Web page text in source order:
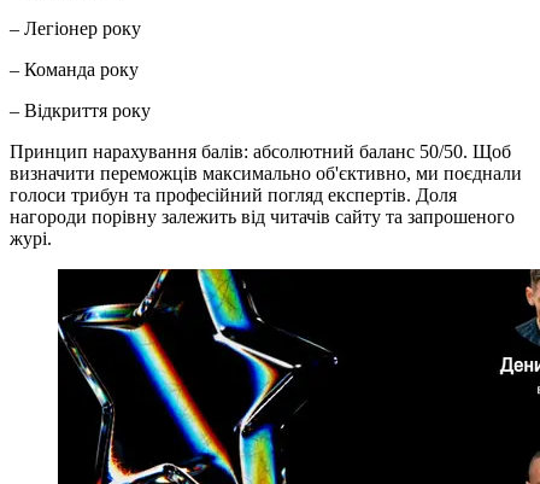
– Легіонер року
– Команда року
– Відкриття року
Принцип нарахування балів: абсолютний баланс 50/50. Щоб
визначити переможців максимально об'єктивно, ми поєднали
голоси трибун та професійний погляд експертів. Доля
нагороди порівну залежить від читачів сайту та запрошеного
журі.